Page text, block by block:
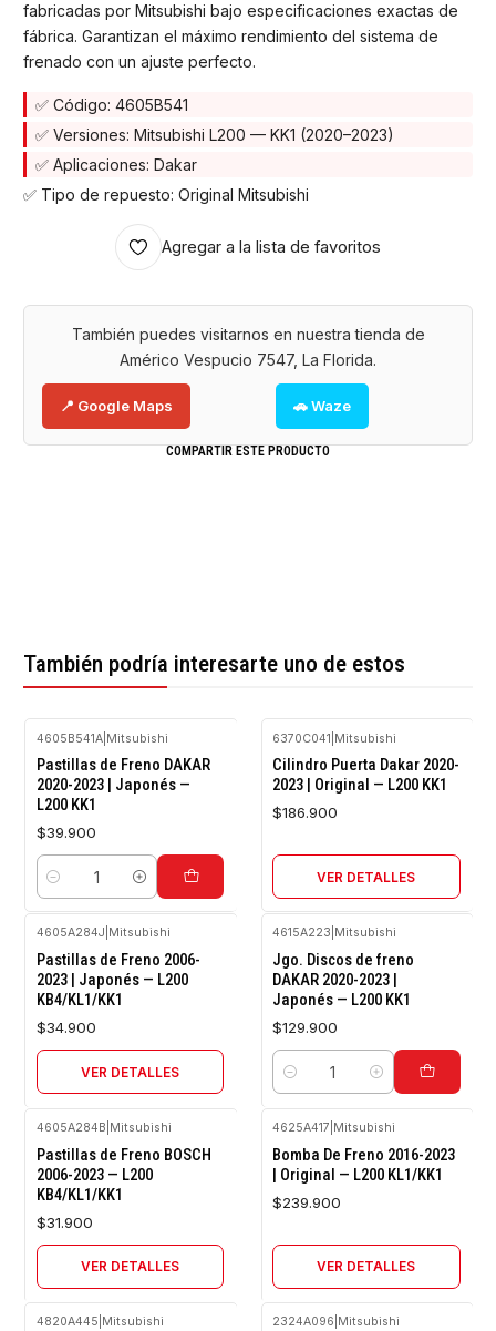
fabricadas por Mitsubishi bajo especificaciones exactas de
fábrica. Garantizan el máximo rendimiento del sistema de
frenado con un ajuste perfecto.
✅ Código: 4605B541
✅ Versiones: Mitsubishi L200 — KK1 (2020–2023)
✅ Aplicaciones: Dakar
✅ Tipo de repuesto: Original Mitsubishi
Agregar a la lista de favoritos
También puedes visitarnos en nuestra tienda de
Américo Vespucio 7547, La Florida.
📍 Google Maps 🚗 Waze
COMPARTIR ESTE PRODUCTO
También podría interesarte uno de estos
4605B541A| Mitsubishi
Pastillas de Freno DAKAR
2020-2023 | Japonés —
L200 KK1
$39.900
Cantidad
6370C041 Mitsubishi
Cilindro Puerta Dakar 2020-
2023 | Original — L200 KK1
$186.900
VER DETALLES
4605A284J Mitsubishi
Pastillas de Freno 2006-
2023 | Japonés — L200
KB4/KL1/KK1
$34.900
VER DETALLES
4615A223 Mitsubishi
Jgo. Discos de freno
DAKAR 2020-2023 |
Japonés — L200 KK1
$129.900
Cantidad
4605A284B Mitsubishi
Pastillas de Freno BOSCH
2006-2023 — L200
KB4/KL1/KK1
$31.900
VER DETALLES
4625A417 Mitsubishi
Bomba De Freno 2016-2023
| Original — L200 KL1/KK1
$239.900
VER DETALLES
4820A445 Mitsubishi 2324A096 Mitsubishi